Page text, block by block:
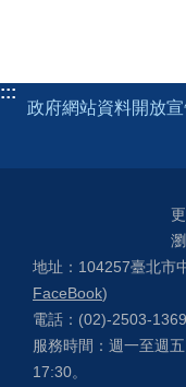
:::
政府網站資料開放
地址：104257臺北市
FaceBook)
電話：(02)-2503-
服務時間：週一至週
17:30。